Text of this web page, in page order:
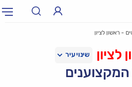
- ראשון לציון
לציון